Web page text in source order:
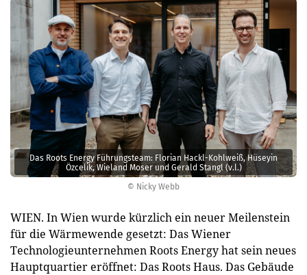
© Nicky Webb
Das Roots Energy Führungsteam: Florian Hackl-Kohlweiß, Hüseyin
Özcelik, Wieland Moser und Gerald Stangl (v.l.)
WIEN. In Wien wurde kürzlich ein neuer Meilenstein
für die Wärmewende gesetzt: Das Wiener
Technologieunternehmen Roots Energy hat sein neues
Hauptquartier eröffnet: Das Roots Haus. Das Gebäude